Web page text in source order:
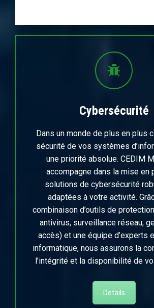
Cybersécurité
Dans un monde de plus en plus
sécurité de vos systèmes
une priorité absolue. CEDIM
accompagne dans la mise en
solutions de cybersécurité
adaptées à votre activité.
combinaison d’outils de
antivirus, surveillance réseau,
accès) et une équipe d’experts
informatique, nous assurons la
l’intégrité et la disponibilité de
Details